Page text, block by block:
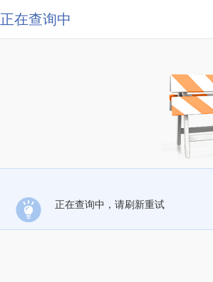
正在查询中
正在查询中，请刷新重试